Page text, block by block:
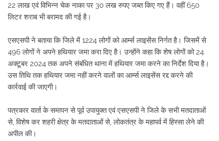
22 लाख एवं विभिन्न चेक नाका पर 30 लख रुपए जब्त किए गए हैं। वहीं 650
लिटर शराब भी बरामद की गई है।
एसएसपी ने बताया कि जिले में 1224 लोगों को आर्म्स लाइसेंस निर्गत है। जिसमें से
496 लोगों ने अपने हथियार जमा करा दिए है। उन्होंने कहा कि शेष लोगों को 24
अक्टूबर 2024 तक अपने संबंधित थाना में हथियार जमा करने का निर्देश दिया है।
उस तिथि तक हथियार जमा नहीं करने वालों का आर्म्स लाइसेंस रद्द करने की
कार्रवाई की जाएगी।
पत्रकार वार्ता के समापन से पूर्व उपायुक्त एवं एसएसपी ने जिले के सभी मतदाताओं
से, विशेष कर शहरी क्षेत्र के मतदाताओं से, लोकतंत्र के महापर्व में हिस्सा लेने की
अपील की।